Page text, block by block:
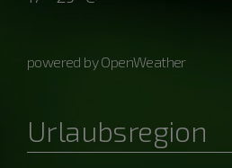
powered by OpenWeather
Urlaubsregion